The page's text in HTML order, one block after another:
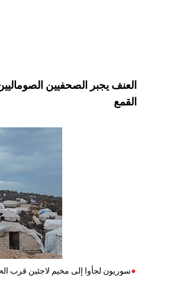
العنف يجبر الصحفيين
القمع
سوريون لجأوا إلى مخيم لاجئين قرب